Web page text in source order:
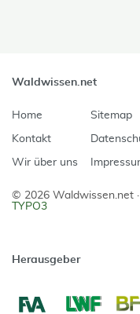
Waldwissen.net
Home
Kontakt
Wir über uns
Sitemap
© 2026 Waldwissen.net ·
TYPO3
Herausgeber